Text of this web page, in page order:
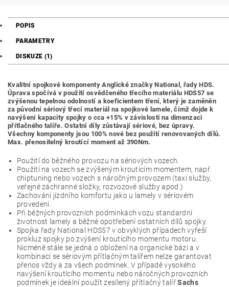
POPIS
PARAMETRY
DISKUZE (1)
Kvalitní spojkové komponenty Anglické značky National, řady HDS.
Úprava spočívá v použití osvědčeného třecího materiálu HDS57 se
zvýšenou tepelnou odolností a koeficientem tření, který je zaměněn
za původní sériový třecí materiál na spojkové lamele, čímž dojde k
navýšení kapacity spojky o cca +15% v závislosti na dimenzaci
přítlačného talíře.Ostatní díly zůstávají sériové, bez úpravy.
Všechny komponenty jsou 100% nové bez použití renovovaných dílů.
Max. přenositelný kroutící moment až 390Nm.
Použití do běžného provozu na sériových vozech.
Použití na vozech se zvýšeným kroutícím momentem, např.
chiptuning nebo vozech s náročným provozem (taxi služby,
veřejné záchranné složky, rozvozové služby apod.)
Zachování jízdního komfortu jako u lamely v sériovém
provedení.
Při běžných provozních podmínkách vozu standardní
životnost lamely a běžné opotřebení ostatních dílů spojky.
Spojka řady National HDS57 v obvyklých případech vyřeší
prokluz spojky po zvýšení kroutícího momentu motoru.
Nicméně stále se jedná o obložení na organické bázi a v
kombinaci se sériovým přítlačným talířem nelze garantovat
přenos vždy a za všech podmínek. V případě vysokého
navýšení kroutícího momentu nebo náročných provozních
podmínek je ideální použít zesílený přítlačný talířSachs